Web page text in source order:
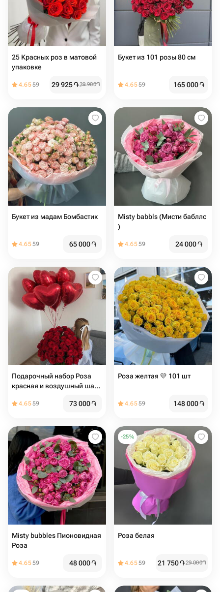
25 Красных роз в матовой
упаковке
4.6559 29 925֏39 900֏
Букет из 101 розы 80 см
4.6559 165 000֏
Букет из мадам Бомбастик
4.6559 65 000֏
Misty babbls (Мисти бабллс
)
4.6559 24 000֏
Подарочный набор Роза
красная и воздушный шар
4.6559 73 000֏
Роза желтая 💛 101 шт
4.6559 148 000֏
Misty bubbles Пионовидная
Роза
4.6559 48 000֏
-25%
Роза белая
4.6559 21 750֏29 000֏